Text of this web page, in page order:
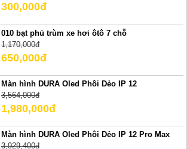
300,000đ
010 bạt phủ trùm xe hơi ôtô 7 chỗ
1,170,000đ
650,000đ
Màn hình DURA Oled Phôi Dẻo IP 12
3,564,000đ
1,980,000đ
Màn hình DURA Oled Phôi Dẻo IP 12 Pro Max
3,929,400đ